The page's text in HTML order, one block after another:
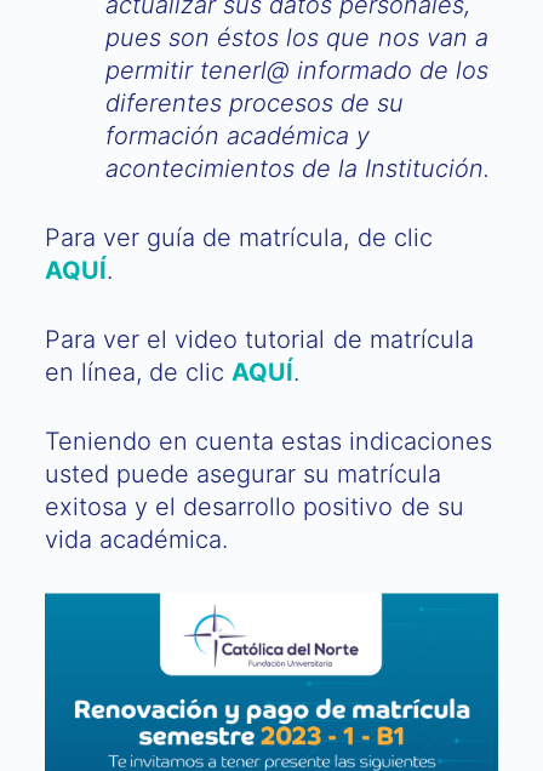
pues son éstos los que nos van a
permitir tenerl@ informado de los
diferentes procesos de su
formación académica y
acontecimientos de la Institución.
Para ver guía de matrícula, de clic
AQUÍ.
Para ver el video tutorial de matrícula
en línea, de clicAQUÍ.
Teniendo en cuenta estas indicaciones
usted puede asegurar su matrícula
exitosa y el desarrollo positivo de su
vida académica.